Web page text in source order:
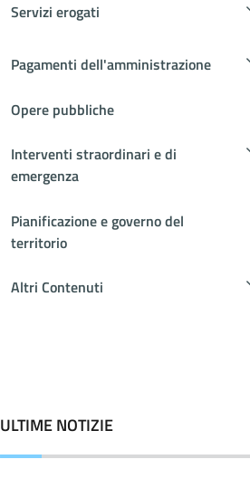
Servizi erogati
Pagamenti dell'amministrazione
Opere pubbliche
Interventi straordinari e di
emergenza
Pianificazione e governo del
territorio
Altri Contenuti
ULTIME NOTIZIE